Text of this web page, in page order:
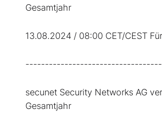
Gesamtjahr
13.08.2024 / 08:00 CET/CEST
secunet Security Networks AG
Gesamtjahr